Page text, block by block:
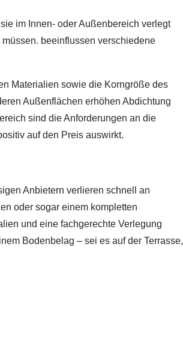
im Innen- oder Außenbereich verlegt
beeinflussen verschiedene
Materialien sowie die Korngröße des
Außenflächen erhöhen Abdichtung
sind die Anforderungen an die
auf den Preis auswirkt.
Anbietern verlieren schnell an
oder sogar einem kompletten
und eine fachgerechte Verlegung
Bodenbelag – sei es auf der Terrasse,